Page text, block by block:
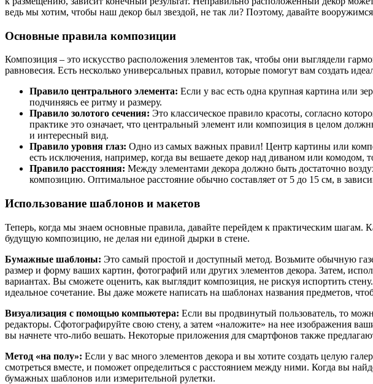
ведь мы хотим, чтобы наш декор был звездой, не так ли? Поэтому, давайте
Основные правила композиции
Композиция – это искусство расположения элементов так, чтобы они выглядели
равновесия. Есть несколько универсальных правил, которые помогут вам создать
Правило центрального элемента: Если у вас есть одна крупная картина или
подчиняясь ее ритму и размеру.
Правило золотого сечения: Это классическое правило красоты, согласно
практике это означает, что центральный элемент или композиция в целом
и интересный вид.
Правило уровня глаз: Одно из самых важных правил! Центр картины или
есть исключения, например, когда вы вешаете декор над диваном или комодом,
Правило расстояния: Между элементами декора должно быть достаточно
композицию. Оптимальное расстояние обычно составляет от 5 до 15 см, в
Использование шаблонов и макетов
Теперь, когда мы знаем основные правила, давайте перейдем к практическим шагам.
будущую композицию, не делая ни единой дырки в стене.
Бумажные шаблоны: Это самый простой и доступный метод. Возьмите обычную
размер и форму ваших картин, фотографий или других элементов декора. Затем,
вариантах. Вы сможете оценить, как выглядит композиция, не рискуя испортить
идеальное сочетание. Вы даже можете написать на шаблонах названия предметов,
Визуализация с помощью компьютера: Если вы продвинутый пользователь, то
редакторы. Сфотографируйте свою стену, а затем «наложите» на нее изображения
вы начнете что-либо вешать. Некоторые приложения для смартфонов также
Метод «на полу»: Если у вас много элементов декора и вы хотите создать целую
смотреться вместе, и поможет определиться с расстоянием между ними. Когда вы
бумажных шаблонов или измерительной рулетки.